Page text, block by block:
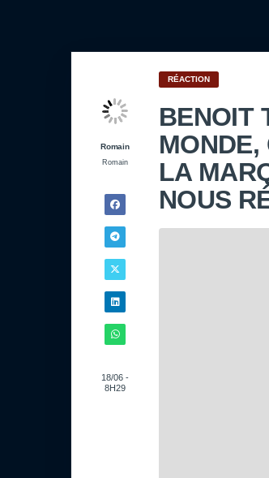
Romain
Romain
18/06 -
8H29
RÉACTION
BENOIT
MONDE,
LA
NOUS